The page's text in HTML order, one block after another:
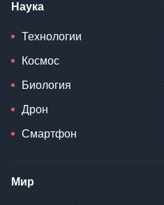
Наука
Технологии
Космос
Биология
Дрон
Смартфон
Мир